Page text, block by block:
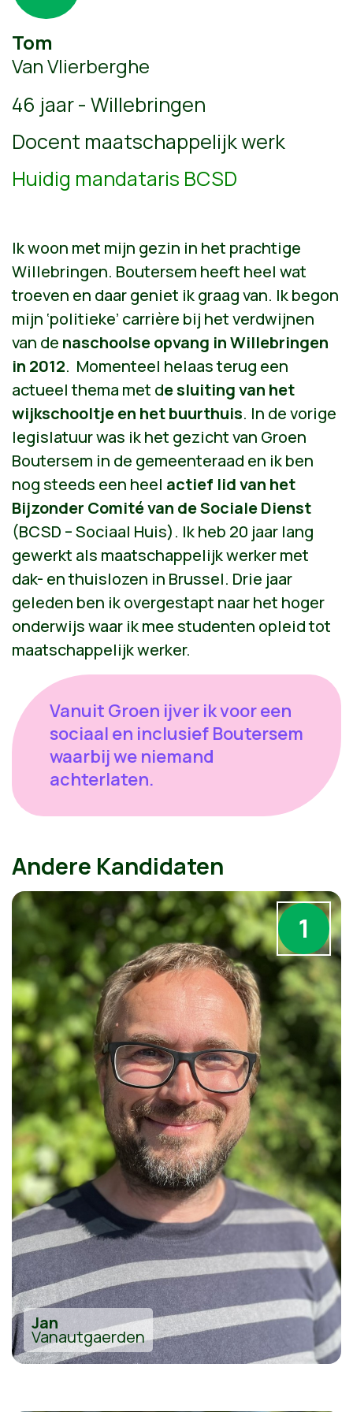
Tom
Van Vlierberghe
46 jaar - Willebringen
Docent maatschappelijk werk
Huidig mandataris BCSD
Ik woon met mijn gezin in het prachtige
Willebringen. Boutersem heeft heel wat
troeven en daar geniet ik graag van. Ik begon
mijn ‘politieke’ carrière bij het verdwijnen
van de naschoolse opvang in Willebringen
in 2012. Momenteel helaas terug een
actueel thema met de sluiting van het
wijkschooltje en het buurthuis. In de vorige
legislatuur was ik het gezicht van Groen
Boutersem in de gemeenteraad en ik ben
nog steeds een heel actief lid van het
Bijzonder Comitévan de Sociale Dienst
(BCSD – Sociaal Huis). Ik heb 20 jaar lang
gewerkt als maatschappelijk werker met
dak- en thuislozen in Brussel. Drie jaar
geleden ben ik overgestapt naar het hoger
onderwijs waar ik mee studenten opleid tot
maatschappelijk werker.
Vanuit Groen ijver ik voor een
sociaal en inclusief Boutersem
waarbij we niemand
achterlaten.
Andere Kandidaten
1
Jan
Vanautgaerden